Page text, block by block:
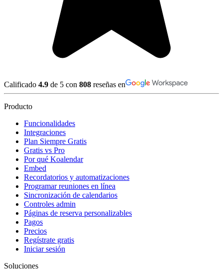
Calificado 4.9 de 5 con 808 reseñas en
Producto
Funcionalidades
Integraciones
Plan Siempre Gratis
Gratis vs Pro
Por qué Koalendar
Embed
Recordatorios y automatizaciones
Programar reuniones en línea
Sincronización de calendarios
Controles admin
Páginas de reserva personalizables
Pagos
Precios
Regístrate gratis
Iniciar sesión
Soluciones